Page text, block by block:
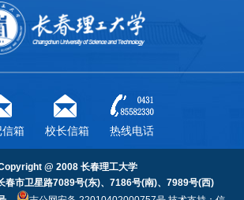
信箱 校长信箱 热线电话
@ 2008 长春理工大学
春市卫星路7089号(东)、7186号(南)、7989号(西)